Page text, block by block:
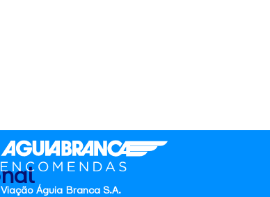
Viação Águia Branca S.A.